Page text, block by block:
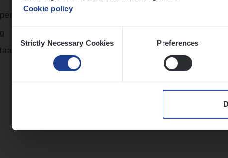
Cookie policy
Selection
Strictly Necessary Cookies Preferences